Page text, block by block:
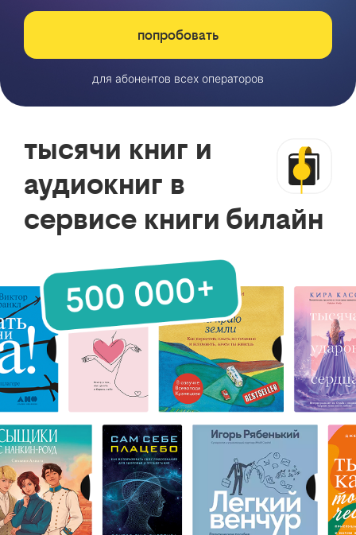
попробовать
для абонентов всех операторов
тысячи книг и
аудиокниг в
сервисе книги билайн